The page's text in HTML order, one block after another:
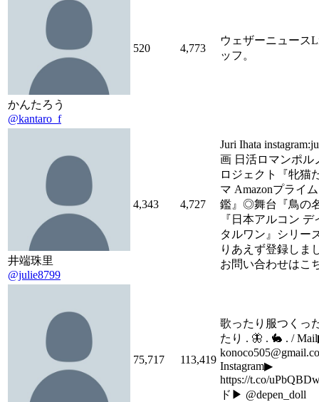
かんたろう
@kantaro_f
520 4,773
ウェザーニュース
ッフ。
井端珠里
@julie8799
4,343 4,727
Juri Ihata
画 日活ロマンポル
ロジェクト『牝猫
マ Amazonプライ
鑑』◎舞台『鳥の
『日本アルコン
タルワン』シリー
りあえず登録し
お問い合わせはこ
75,717 113,419
歌ったり服つくっ
たり . 🦋 . 🐇 . /
Instagram▶︎
https://t.co/
ド▶︎ @depen_doll